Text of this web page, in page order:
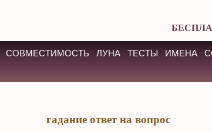
СОВМЕСТИМОСТЬ ЛУНА ТЕСТЫ ИМЕНА
гадание ответ на вопрос